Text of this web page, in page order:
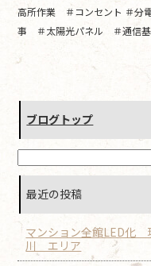
高所作業 ＃コンセント ＃分
事 ＃太陽光パネル ＃通信
ブログトップ
最近の投稿
マンション全館LED
川 エリア